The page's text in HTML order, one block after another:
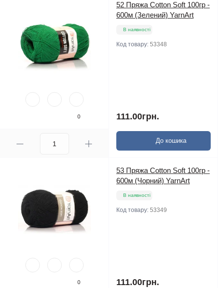
0
52 Пряжа Cotton Soft 100гр -
600м (Зелений) YarnArt
В наявності
Код товару: 53348
111.00грн.
До кошика
0
53 Пряжа Cotton Soft 100гр -
600м (Чорний) YarnArt
В наявності
Код товару: 53349
111.00грн.